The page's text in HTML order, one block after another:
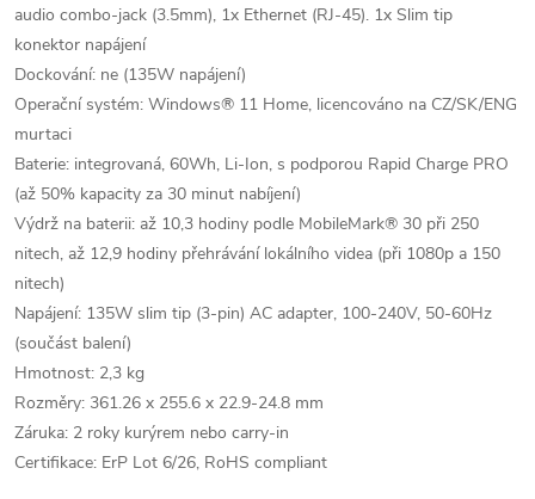
audio combo-jack (3.5mm), 1x Ethernet (RJ-45). 1x Slim tip
konektor napájení
Dockování: ne (135W napájení)
Operační systém: Windows® 11 Home, licencováno na CZ/SK/ENG
murtaci
Baterie: integrovaná, 60Wh, Li-Ion, s podporou Rapid Charge PRO
(až 50% kapacity za 30 minut nabíjení)
Výdrž na baterii: až 10,3 hodiny podle MobileMark® 30 při 250
nitech, až 12,9 hodiny přehrávání lokálního videa (při 1080p a 150
nitech)
Napájení: 135W slim tip (3-pin) AC adapter, 100-240V, 50-60Hz
(součást balení)
Hmotnost: 2,3 kg
Rozměry: 361.26 x 255.6 x 22.9-24.8 mm
Záruka: 2 roky kurýrem nebo carry-in
Certifikace: ErP Lot 6/26, RoHS compliant